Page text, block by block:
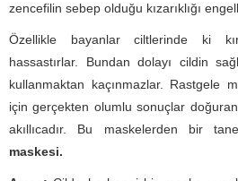
zencefilin sebep olduğu kızarıklığı
Özellikle bayanlar ciltlerinde ki
hassastırlar. Bundan dolayı cildin
kullanmaktan kaçınmazlar. Rastgele
için gerçekten olumlu sonuçlar
akıllıcadır. Bu maskelerden bir
maskesi.